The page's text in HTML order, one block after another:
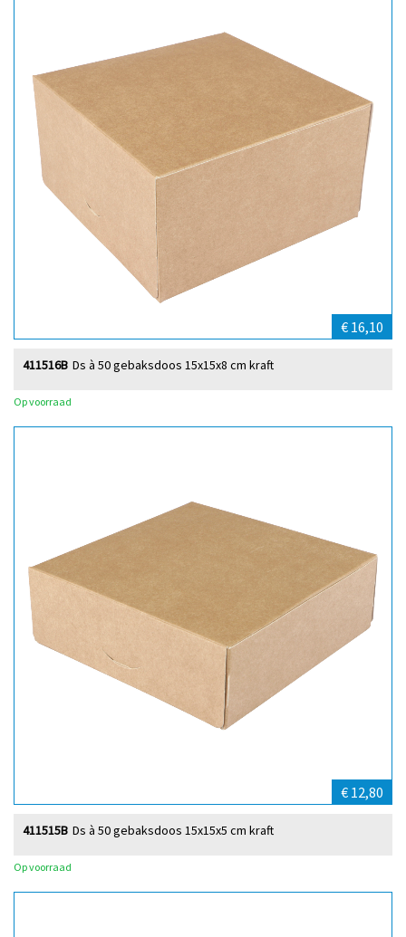
€ 16,10
Ds à 50 gebaksdoos 15x15x8 cm kraft
411516B
Op voorraad
€ 12,80
Ds à 50 gebaksdoos 15x15x5 cm kraft
411515B
Op voorraad